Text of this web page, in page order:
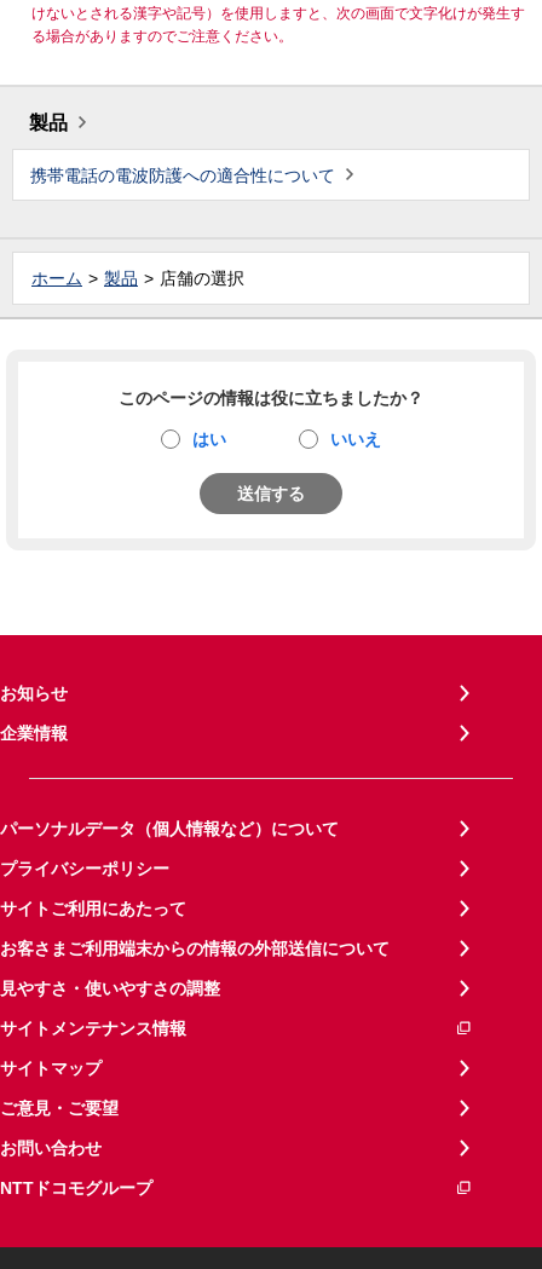
けないとされる漢字や記号）を使用しますと、次の画面で文字化けが発生す
る場合がありますのでご注意ください。
製品
携帯電話の電波防護への適合性について
ホーム 製品 店舗の選択
このページの情報は役に立ちましたか？
はい いいえ
送信する
お知らせ
企業情報
パーソナルデータ（個人情報など）について
プライバシーポリシー
サイトご利用にあたって
お客さまご利用端末からの情報の外部送信について
見やすさ・使いやすさの調整
サイトメンテナンス情報
サイトマップ
ご意見・ご要望
お問い合わせ
NTTドコモグループ